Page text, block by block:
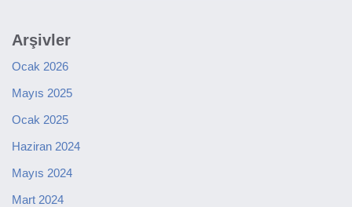
Arşivler
Ocak 2026
Mayıs 2025
Ocak 2025
Haziran 2024
Mayıs 2024
Mart 2024